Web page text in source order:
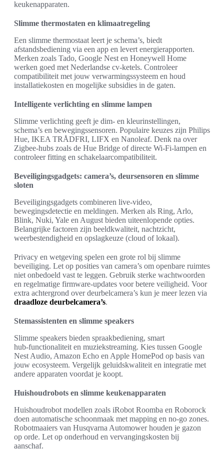
keukenapparaten.
Slimme thermostaten en klimaatregeling
Een slimme thermostaat leert je schema’s, biedt
afstandsbediening via een app en levert energierapporten.
Merken zoals Tado, Google Nest en Honeywell Home
werken goed met Nederlandse cv‑ketels. Controleer
compatibiliteit met jouw verwarmingssysteem en houd
installatiekosten en mogelijke subsidies in de gaten.
Intelligente verlichting en slimme lampen
Slimme verlichting geeft je dim‑ en kleurinstellingen,
schema’s en bewegingssensoren. Populaire keuzes zijn Philips
Hue, IKEA TRÅDFRI, LIFX en Nanoleaf. Denk na over
Zigbee‑hubs zoals de Hue Bridge of directe Wi‑Fi‑lampen en
controleer fitting en schakelaarcompatibiliteit.
Beveiligingsgadgets: camera’s, deursensoren en slimme
sloten
Beveiligingsgadgets combineren live‑video,
bewegingsdetectie en meldingen. Merken als Ring, Arlo,
Blink, Nuki, Yale en August bieden uiteenlopende opties.
Belangrijke factoren zijn beeldkwaliteit, nachtzicht,
weerbestendigheid en opslagkeuze (cloud of lokaal).
Privacy en wetgeving spelen een grote rol bij slimme
beveiliging. Let op posities van camera’s om openbare ruimtes
niet onbedoeld vast te leggen. Gebruik sterke wachtwoorden
en regelmatige firmware‑updates voor betere veiligheid. Voor
extra achtergrond over deurbelcamera’s kun je meer lezen via
draadloze deurbelcamera’s.
Stemassistenten en slimme speakers
Slimme speakers bieden spraakbediening, smart
hub‑functionaliteit en muziekstreaming. Kies tussen Google
Nest Audio, Amazon Echo en Apple HomePod op basis van
jouw ecosysteem. Vergelijk geluidskwaliteit en integratie met
andere apparaten voordat je koopt.
Huishoudrobots en slimme keukenapparaten
Huishoudrobot modellen zoals iRobot Roomba en Roborock
doen automatische schoonmaak met mapping en no‑go zones.
Robotmaaiers van Husqvarna Automower houden je gazon
op orde. Let op onderhoud en vervangingskosten bij
aanschaf.